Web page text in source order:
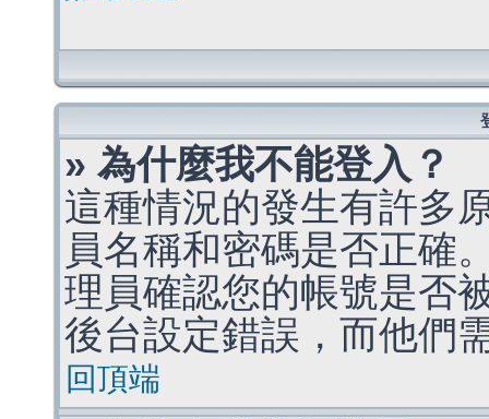
» 為什麼我不能登入？
這種情況的發生有許多
員名稱和密碼是否正確
理員確認您的帳號是否
後台設定錯誤，而他們
回頂端